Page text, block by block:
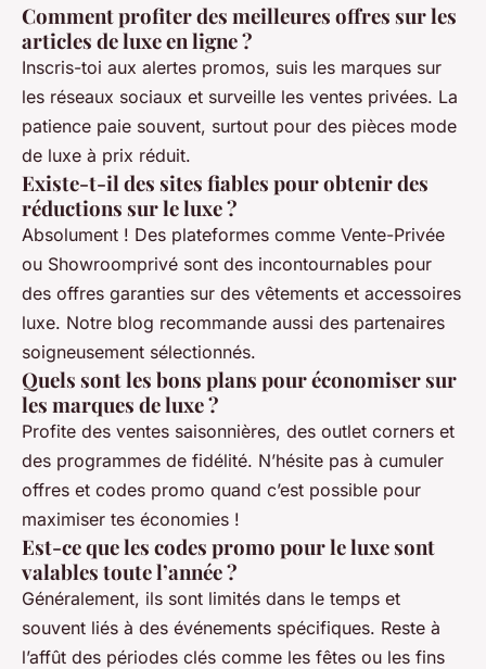
Comment profiter des meilleures offres sur les
articles de luxe en ligne ?
Inscris-toi aux alertes promos, suis les marques sur
les réseaux sociaux et surveille les ventes privées. La
patience paie souvent, surtout pour des pièces mode
de luxe à prix réduit.
Existe-t-il des sites fiables pour obtenir des
réductions sur le luxe ?
Absolument ! Des plateformes comme Vente-Privée
ou Showroomprivé sont des incontournables pour
des offres garanties sur des vêtements et accessoires
luxe. Notre blog recommande aussi des partenaires
soigneusement sélectionnés.
Quels sont les bons plans pour économiser sur
les marques de luxe ?
Profite des ventes saisonnières, des outlet corners et
des programmes de fidélité. N’hésite pas à cumuler
offres et codes promo quand c’est possible pour
maximiser tes économies !
Est-ce que les codes promo pour le luxe sont
valables toute l’année ?
Généralement, ils sont limités dans le temps et
souvent liés à des événements spécifiques. Reste à
l’affût des périodes clés comme les fêtes ou les fins